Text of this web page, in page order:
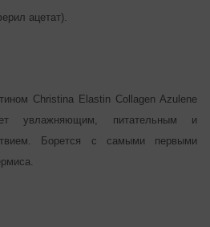
ацетат).
Christina Elastin Collagen Azulene
увлажняющим, питательным и
Борется с самыми первыми